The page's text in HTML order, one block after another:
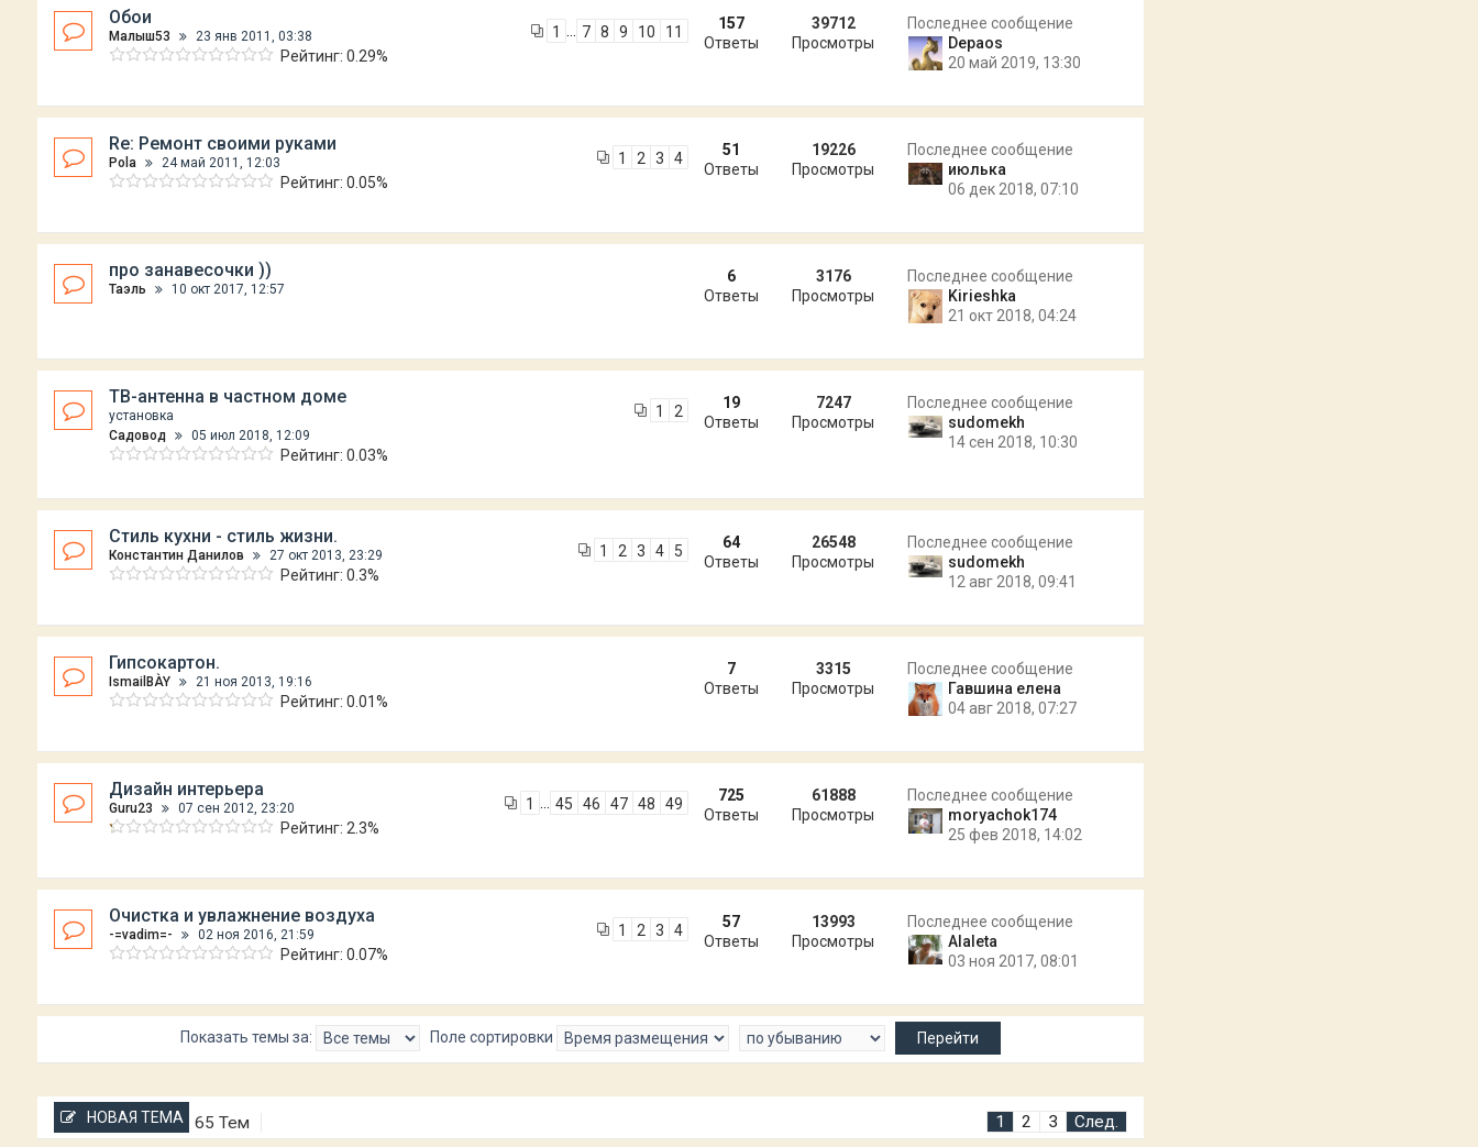
Обои
Малыш53 23 янв 2011, 03:38
Рейтинг: 0.29%
Последнее сообщение
Depaos
20 май 2019, 13:30
157
Ответы
39712
Просмотры
1 7 8 9 10 11
Re: Ремонт своими руками
Рola 24 май 2011, 12:03
Рейтинг: 0.05%
Последнее сообщение
июлька
06 дек 2018, 07:10
51
Ответы
19226
Просмотры
1 2 3 4
про занавесочки ))
Таэль 10 окт 2017, 12:57
Последнее сообщение
Kirieshka
21 окт 2018, 04:24
6
Ответы
3176
Просмотры
ТВ-антенна в частном доме
установка
Садовод
05 июл 2018, 12:09
Рейтинг: 0.03%
Последнее сообщение
sudomekh
14 сен 2018, 10:30
19
Ответы
7247
Просмотры
1 2
Стиль кухни - стиль жизни.
Константин Данилов 27 окт 2013, 23:29
Рейтинг: 0.3%
Последнее сообщение
sudomekh
12 авг 2018, 09:41
64
Ответы
26548
Просмотры
1 2 3 4 5
Гипсокартон.
IsmailBÀY 21 ноя 2013, 19:16
Рейтинг: 0.01%
Последнее сообщение
Гавшина елена
04 авг 2018, 07:27
7
Ответы
3315
Просмотры
Дизайн интерьера
Guru23 07 сен 2012, 23:20
Рейтинг: 2.3%
Последнее сообщение
moryachok174
25 фев 2018, 14:02
725
Ответы
61888
Просмотры
1 45 46 47 48 49
Очистка и увлажнение воздуха
-=vadim=- 02 ноя 2016, 21:59
Рейтинг: 0.07%
Последнее сообщение
Alaleta
03 ноя 2017, 08:01
57
Ответы
13993
Просмотры
1 2 3 4
Показать темы за: Поле сортировки
НОВАЯ ТЕМА 65 Тем 1 2 3 След.